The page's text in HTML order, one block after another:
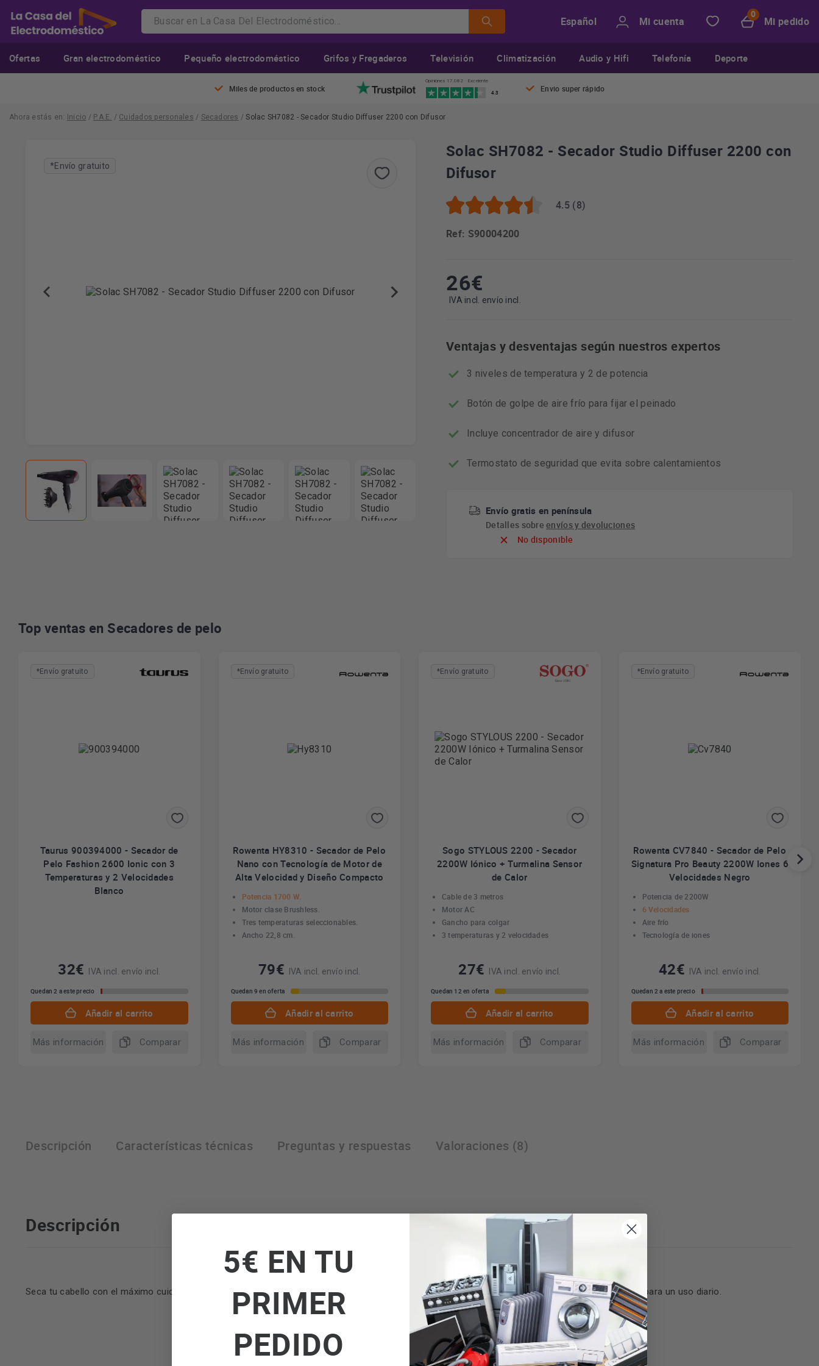
Español Mi cuenta Mi pedido
Ofertas Gran electrodoméstico Pequeño electrodoméstico Grifos y Fregaderos Televisión Climatización Audio y Hifi Telefonía Deporte
Miles de productos en stock
Opiniones 17.082 · Excelente
4.3 Envio super rápido
Ahora estás en: Inicio / P.A.E. / Cuidados personales / Secadores /Solac SH7082 - Secador Studio Diffuser 2200 con Difusor
*Envío gratuito
Solac SH7082 - Secador Studio Diffuser 2200 con
Difusor
4.5 (8)
Ref: S90004200
26€
IVA incl. envío incl.
Ventajas y desventajas según nuestros expertos
3 niveles de temperatura y 2 de potencia
Botón de golpe de aire frío para fijar el peinado
Incluye concentrador de aire y difusor
Termostato de seguridad que evita sobre calentamientos
Envío gratis en península
Detalles sobreenvíos y devoluciones
No disponible
Top ventas en Secadores de pelo
*Envío gratuito
Taurus 900394000 - Secador de
Pelo Fashion 2600 Ionic con 3
Temperaturas y 2 Velocidades
Blanco
32€ IVA incl. envío incl.
Quedan 2 a este precio
Añadir al carrito
Más información Comparar
*Envío gratuito
Rowenta HY8310 - Secador de Pelo
Nano con Tecnología de Motor de
Alta Velocidad y Diseño Compacto
Potencia 1700 W.
Motor clase Brushless.
Tres temperaturas seleccionables.
Ancho 22,8 cm.
79€ IVA incl. envío incl.
Quedan 9 en oferta
Añadir al carrito
Más información Comparar
*Envío gratuito
Sogo STYLOUS 2200 - Secador
2200W Iónico + Turmalina Sensor
de Calor
Cable de 3 metros
Motor AC
Gancho para colgar
3 temperaturas y 2 velocidades
27€ IVA incl. envío incl.
Quedan 12 en oferta
Añadir al carrito
Más información Comparar
*Envío gratuito
Rowenta CV7840 - Secador de Pelo
Signatura Pro Beauty 2200W Iones 6
Velocidades Negro
Potencia de 2200W
6 Velocidades
Aire frío
Tecnología de iones
42€ IVA incl. envío incl.
Quedan 2 a este precio
Añadir al carrito
Más información Comparar
Descripción Características técnicas Preguntas y respuestas Valoraciones (8)
Descripción
Seca tu cabello con el máximo cuidado, un secador ligero y con gran potencia para que en poco tiempo tengas el pelo seco. Es el modelo perfecto para un uso diario.
5€ EN TU
PRIMER
PEDIDO